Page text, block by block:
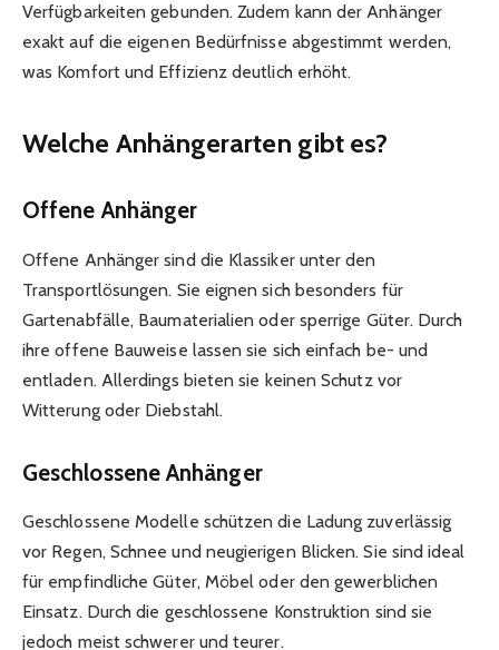
Verfügbarkeiten gebunden. Zudem kann der Anhänger
exakt auf die eigenen Bedürfnisse abgestimmt werden,
was Komfort und Effizienz deutlich erhöht.
Welche Anhängerarten gibt es?
Offene Anhänger
Offene Anhänger sind die Klassiker unter den
Transportlösungen. Sie eignen sich besonders für
Gartenabfälle, Baumaterialien oder sperrige Güter. Durch
ihre offene Bauweise lassen sie sich einfach be- und
entladen. Allerdings bieten sie keinen Schutz vor
Witterung oder Diebstahl.
Geschlossene Anhänger
Geschlossene Modelle schützen die Ladung zuverlässig
vor Regen, Schnee und neugierigen Blicken. Sie sind ideal
für empfindliche Güter, Möbel oder den gewerblichen
Einsatz. Durch die geschlossene Konstruktion sind sie
jedoch meist schwerer und teurer.